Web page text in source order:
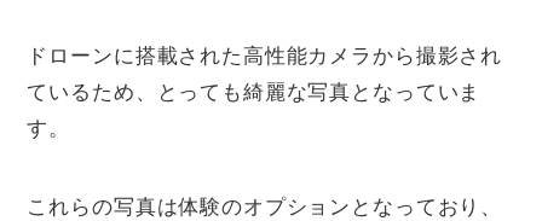
ドローンに搭載された高性能カメラから撮影され
ているため、とっても綺麗な写真となっていま
す。
これらの写真は体験のオプションとなっており、